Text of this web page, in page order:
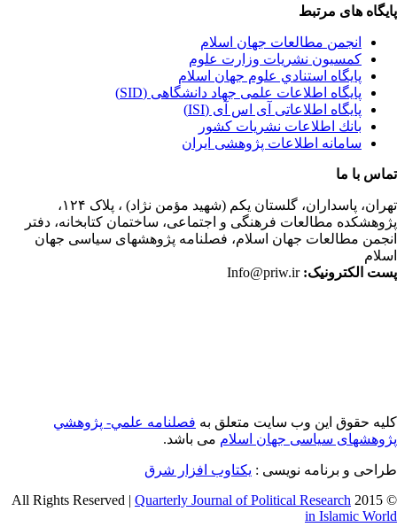
های مرتبط
انجمن مطالعات جهان اسلام
کمسیون نشریات وزارت علوم
پايگاه استنادي علوم جهان اسلام
پایگاه اطلاعات علمی جهاد دانشگاهی (SID)
پایگاه اطلاعاتی آی اس آی (ISI)
بانك اطلاعات نشريات كشور
سامانه اطلاعات پژوهشی ایران
با ما
پاسداران، گلستان یکم (شهید مؤمن نژاد) ، پلاک ۱۲۴،
مطالعات فرهنگی و اجتماعی، ساختمان کتابخانه، دفتر
مطالعات جهان اسلام، فصلنامه پژوهشهای سیاسی جهان
الکترونیک:Info@priw.ir
حقوق این وب سایت متعلق بهفصلنامه علمي- پژوهشي
سیاسی جهان اسلاممی باشد.
و برنامه نویسی : یکتاوب افزار شرق
©
Quarterly Journal of Political Research
in Islamic